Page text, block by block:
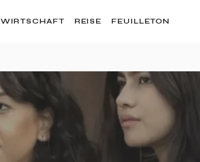
WIRTSCHAFT REISE FEUILLETON